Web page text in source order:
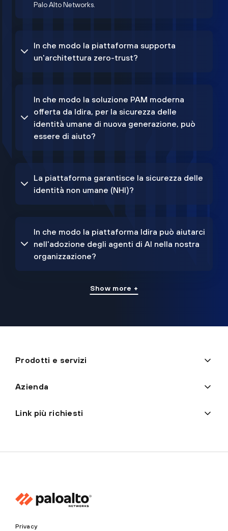
Palo Alto Networks.
In che modo la piattaforma supporta
un'architettura zero-trust?
In che modo la soluzione PAM moderna
offerta da Idira, per la sicurezza delle
identità umane di nuova generazione, può
essere di aiuto?
La piattaforma garantisce la sicurezza delle
identità non umane (NHI)?
In che modo la piattaforma Idira può aiutarci
nell'adozione degli agenti di AI nella nostra
organizzazione?
Show more +
Prodotti e servizi
Azienda
Link più richiesti
Privacy